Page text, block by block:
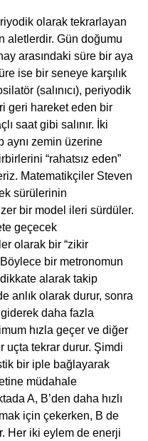
olarak tekrarlayan
aletlerdir. Gün doğumu
arasındaki süre bir aya
ise bir seneye karşılık
(salınıcı), periyodik
geri hareket eden bir
saat gibi salınır. İki
aynı zemin üzerine
“rahatsız eden”
Matematikçiler Steven
sürülerinin
bir model ileri sürdüler.
geçecek
olarak bir “zikir
bir metronomun
dikkate alarak takip
anlık olarak durur, sonra
daha fazla
hızla geçer ve diğer
uçta tekrar durur. Şimdi
bir iple bağlayarak
müdahale
A, B’den daha hızlı
için çekerken, B de
Her iki eylem de enerji